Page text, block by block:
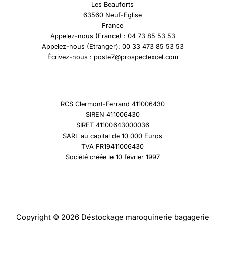
Les Beauforts
63560 Neuf-Eglise
France
Appelez-nous (France) : 04 73 85 53 53
Appelez-nous (Etranger): 00 33 473 85 53 53
Écrivez-nous : poste7@prospectexcel.com
RCS Clermont-Ferrand 411006430
SIREN 411006430
SIRET 41100643000036
SARL au capital de 10 000 Euros
TVA FR19411006430
Société créée le 10 février 1997
Copyright © 2026 Déstockage maroquinerie bagagerie